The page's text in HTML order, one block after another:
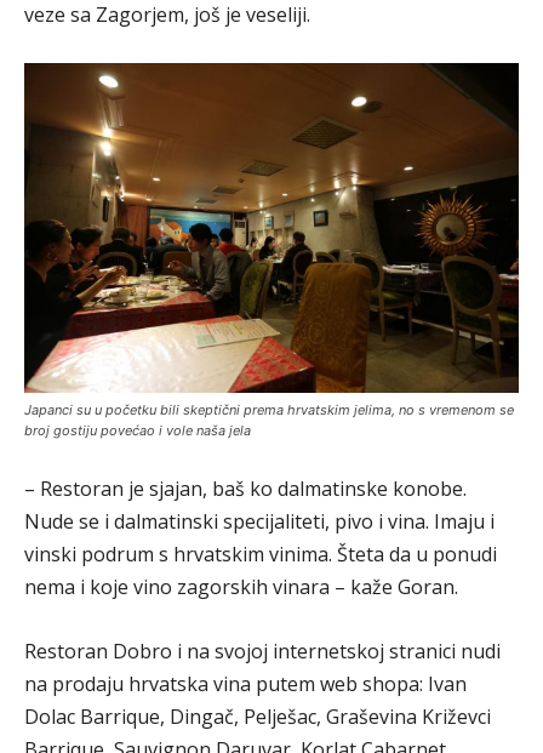
veze sa Zagorjem, još je veseliji.
Japanci su u početku bili skeptični prema hrvatskim jelima, no s vremenom se
broj gostiju povećao i vole naša jela
– Restoran je sjajan, baš ko dalmatinske konobe.
Nude se i dalmatinski specijaliteti, pivo i vina. Imaju i
vinski podrum s hrvatskim vinima. Šteta da u ponudi
nema i koje vino zagorskih vinara – kaže Goran.
Restoran Dobro i na svojoj internetskoj stranici nudi
na prodaju hrvatska vina putem web shopa: Ivan
Dolac Barrique, Dingač, Pelješac, Graševina Križevci